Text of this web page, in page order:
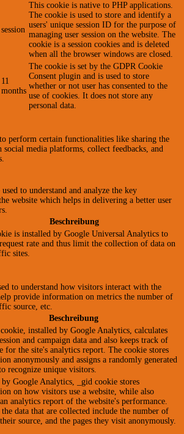
session
This cookie is native to PHP applications.
The cookie is used to store and identify a
users' unique session ID for the purpose of
managing user session on the website. The
cookie is a session cookies and is deleted
when all the browser windows are closed.
11
months
The cookie is set by the GDPR Cookie
Consent plugin and is used to store
whether or not user has consented to the
use of cookies. It does not store any
personal data.
perform certain functionalities like sharing the
social media platforms, collect feedbacks, and
to understand and analyze the key
website which helps in delivering a better user
Beschreibung
is installed by Google Universal Analytics to
rate and thus limit the collection of data on
sites.
to understand how visitors interact with the
provide information on metrics the number of
source, etc.
Beschreibung
installed by Google Analytics, calculates
and campaign data and also keeps track of
for the site's analytics report. The cookie stores
anonymously and assigns a randomly generated
recognize unique visitors.
Google Analytics, _gid cookie stores
on how visitors use a website, while also
analytics report of the website's performance.
data that are collected include the number of
source, and the pages they visit anonymously.